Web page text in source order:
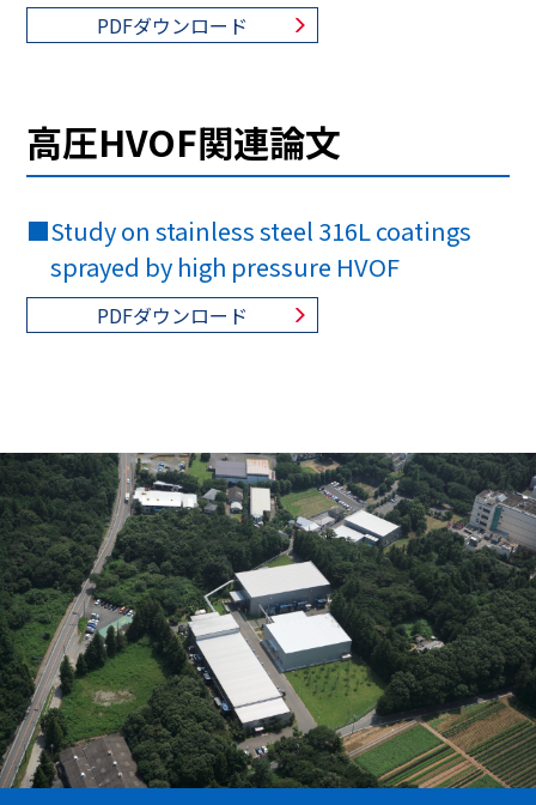
PDFダウンロード
高圧HVOF関連論文
■Study on stainless steel 316L coatings
sprayed by high pressure HVOF
PDFダウンロード